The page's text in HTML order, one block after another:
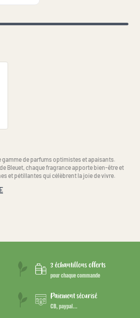
gamme de parfums optimistes et apaisants.
Bleuet, chaque fragrance apporte bien-être et
et pétillantes qui célèbrent la joie de vivre.
3 échantillons offerts
pour chaque commande
Paiement sécurisé
CB, paypal...